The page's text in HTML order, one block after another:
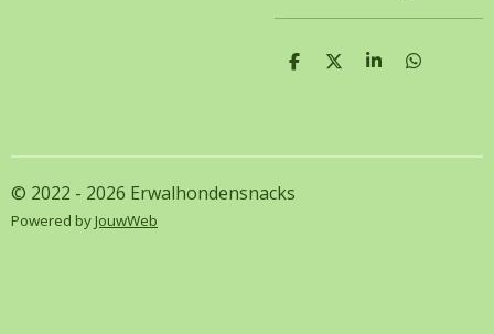
D
D
S
D
© 2022 - 2026 Erwalhondensnacks
Powered byJouwWeb